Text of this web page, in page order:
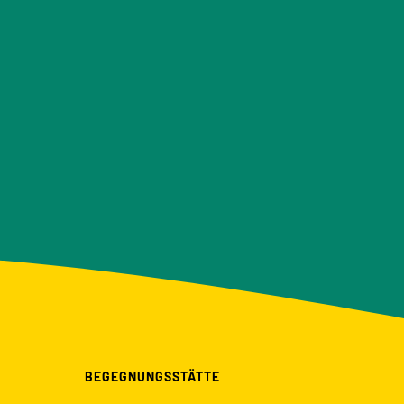
BEGEGNUNGSSTÄTTE